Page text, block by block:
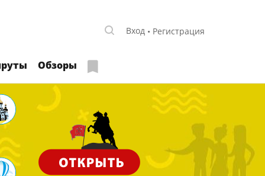
Вход Регистрация
Обзоры